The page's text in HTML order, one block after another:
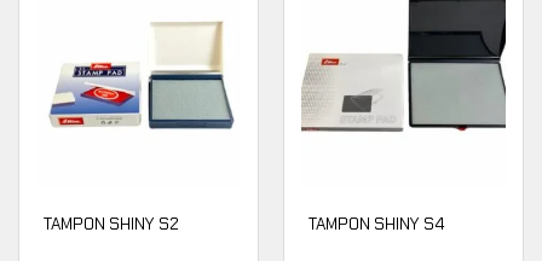
TAMPON SHINY S2 TAMPON SHINY S4